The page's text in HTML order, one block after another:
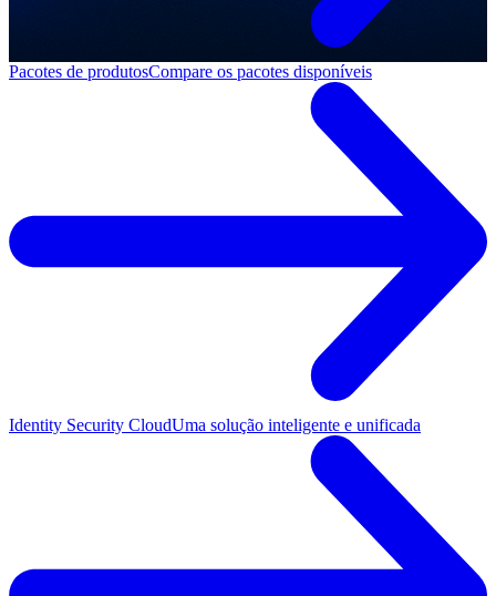
Pacotes de produtosCompare os pacotes disponíveis
Identity Security CloudUma solução inteligente e unificada